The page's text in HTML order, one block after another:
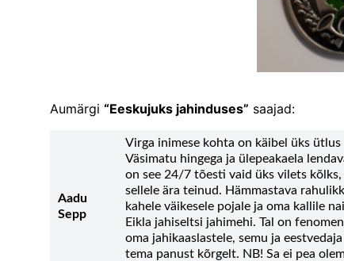
Aumärgi “Eeskujuks jahinduses” saajad:
Aadu
Sepp
Virga inimese kohta on käibel üks
Väsimatu hingega ja ülepeakaela
on see 24/7 tõesti vaid üks vilets
sellele ära teinud. Hämmastava
kahele väikesele pojale ja oma kallile
Eikla jahiseltsi jahimehi. Tal on
oma jahikaaslastele, semu ja
tema panust kõrgelt. NB! Sa ei pea